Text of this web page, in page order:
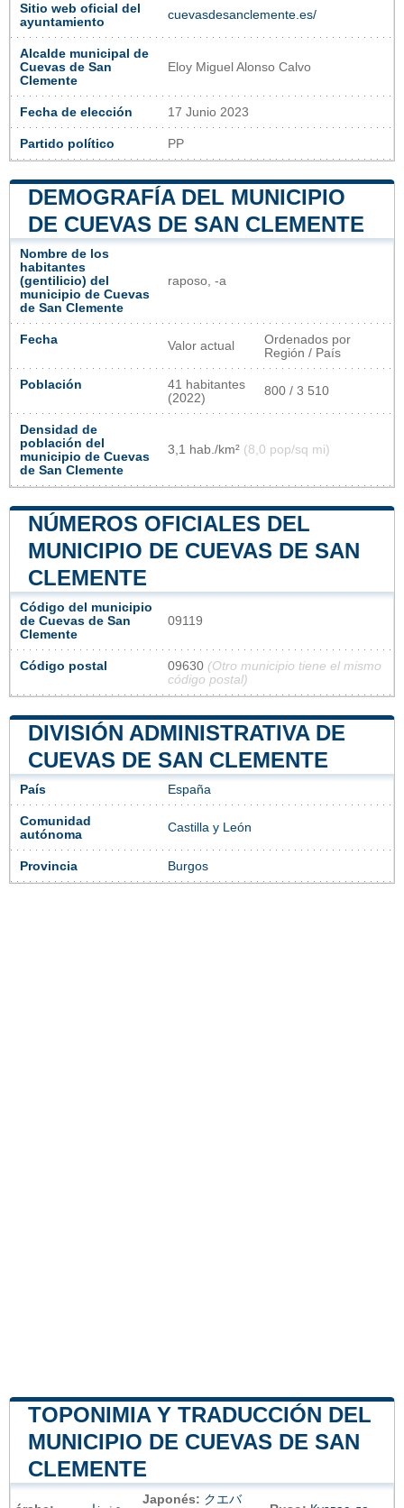
Sitio web oficial del
ayuntamiento
cuevasdesanclemente.es/
Alcalde municipal de
Cuevas de San
Clemente
Eloy Miguel Alonso Calvo
Fecha de elección 17 Junio 2023
Partido político PP
DEMOGRAFÍA DEL MUNICIPIO
DE CUEVAS DE SAN CLEMENTE
Nombre de los
habitantes
(gentilicio) del
municipio de Cuevas
de San Clemente
raposo, -a
Fecha Valor actual
Ordenados por
Región / País
Población
41 habitantes
(2022)
800 / 3 510
Densidad de
población del
municipio de Cuevas
de San Clemente
3,1 hab./km² (8,0 pop/sq mi)
NÚMEROS OFICIALES DEL
MUNICIPIO DE CUEVAS DE SAN
CLEMENTE
Código del municipio
de Cuevas de San
Clemente
09119
Código postal 09630 (Otro municipio tiene el mismo
código postal)
DIVISIÓN ADMINISTRATIVA DE
CUEVAS DE SAN CLEMENTE
País España
Comunidad
autónoma
Castilla y León
Provincia Burgos
TOPONIMIA Y TRADUCCIÓN DEL
MUNICIPIO DE CUEVAS DE SAN
CLEMENTE
Japonés: クエバ